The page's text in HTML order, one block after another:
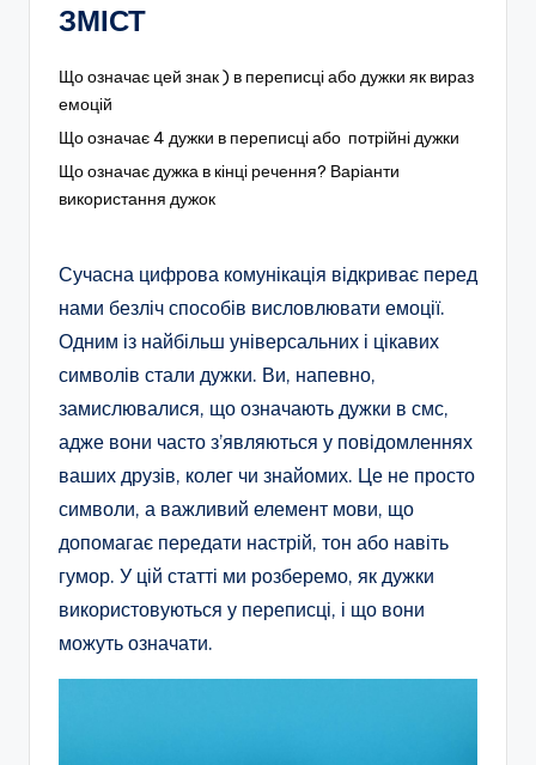
ЗМІСТ
Що означає цей знак ) в переписці або дужки як вираз
емоцій
Що означає 4 дужки в переписці або потрійні дужки
Що означає дужка в кінці речення? Варіанти
використання дужок
Сучасна цифрова комунікація відкриває перед
нами безліч способів висловлювати емоції.
Одним із найбільш універсальних і цікавих
символів стали дужки. Ви, напевно,
замислювалися, що означають дужки в смс,
адже вони часто з’являються у повідомленнях
ваших друзів, колег чи знайомих. Це не просто
символи, а важливий елемент мови, що
допомагає передати настрій, тон або навіть
гумор. У цій статті ми розберемо, як дужки
використовуються у переписці, і що вони
можуть означати.